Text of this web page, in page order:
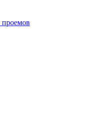
проемов